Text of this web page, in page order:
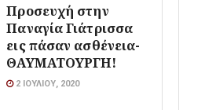
Προσευχή στην
Παναγία Γιάτρισσα
εις πάσαν ασθένεια-
ΘΑΥΜΑΤΟΥΡΓΗ!
2 ΙΟΥΛΊΟΥ, 2020